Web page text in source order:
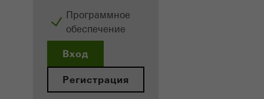
Программное
обеспечение
Вход
Регистрация